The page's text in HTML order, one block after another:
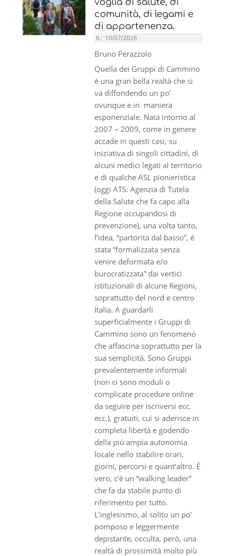
comunità, di legami e
di appartenenza.
IL: 10/07/2026
Bruno Perazzolo
Quella dei Gruppi di Cammino
è una gran bella realtà che si
va diffondendo un po’
ovunque e in maniera
esponenziale. Nata intorno al
2007 – 2009, come in genere
accade in questi casi, su
iniziativa di singoli cittadini, di
alcuni medici legati al territorio
e di qualche ASL pionieristica
(oggi ATS: Agenzia di Tutela
della Salute che fa capo alla
Regione occupandosi di
prevenzione), una volta tanto,
l’idea, “partorita dal basso”, è
stata “formalizzata senza
venire deformata e/o
burocratizzata” dai vertici
istituzionali di alcune Regioni,
soprattutto del nord e centro
Italia. A guardarli
superficialmente i Gruppi di
Cammino sono un fenomeno
che affascina soprattutto per la
sua semplicità. Sono Gruppi
prevalentemente informali
(non ci sono moduli o
complicate procedure online
da seguire per iscriversi ecc.
ecc.), gratuiti, cui si aderisce in
completa libertà e godendo
della più ampia autonomia
locale nello stabilire orari,
giorni, percorsi e quant’altro. È
vero, c’è un “walking leader”
che fa da stabile punto di
riferimento per tutto.
L’inglesismo, al solito un po’
pomposo e leggermente
depistante, occulta, però, una
realtà di prossimità molto più